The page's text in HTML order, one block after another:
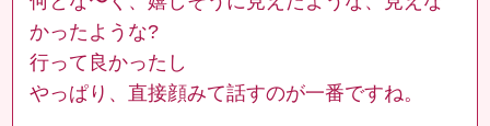
かったような?
行って良かったし
やっぱり、直接顔みて話すのが一番ですね。